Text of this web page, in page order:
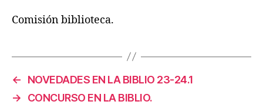
Comisión biblioteca.
←
NOVEDADES EN LA BIBLIO 23-24.1
→
CONCURSO EN LA BIBLIO.